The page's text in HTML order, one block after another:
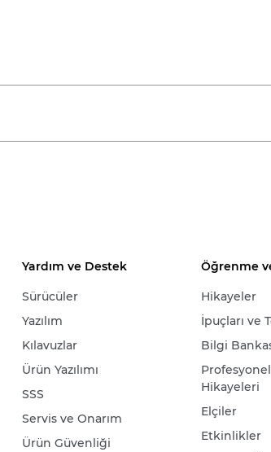
Yardım ve Destek
Sürücüler
Yazılım
Kılavuzlar
Ürün Yazılımı
SSS
Servis ve Onarım
Ürün Güvenliği
Öğrenme
Hikayeler
İpuçları ve
Bilgi
Hikayeleri
Elçiler
Etkinlikler